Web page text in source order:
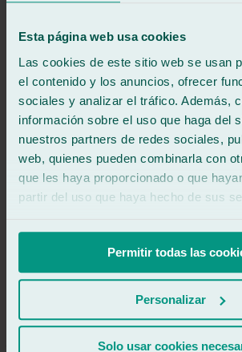
Esta página web usa cookies
Las cookies de este sitio web se usan
el contenido y los anuncios, ofrecer
sociales y analizar el tráfico. Además,
información sobre el uso que haga del
nuestros partners de redes sociales,
web, quienes pueden combinarla con
que les haya proporcionado o que
partir del uso que haya hecho de sus
Permitir todas las
Personalizar
Solo usar cookies
-
–
-
–